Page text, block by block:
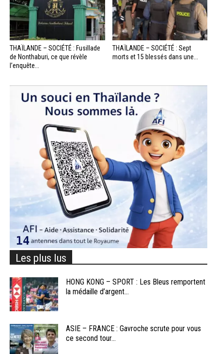
THAÏLANDE – SOCIÉTÉ : Fusillade
de Nonthaburi, ce que révèle
l’enquête...
THAÏLANDE – SOCIÉTÉ : Sept
morts et 15 blessés dans une...
Les plus lus
HONG KONG – SPORT : Les Bleus remportent
la médaille d’argent...
ASIE – FRANCE : Gavroche scrute pour vous
ce second tour...